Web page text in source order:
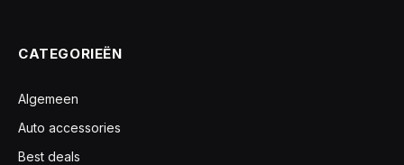
CATEGORIEËN
Algemeen
Auto accessories
Best deals